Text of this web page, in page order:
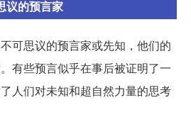
议的预言家
可思议的预言家或先知，他们的
有些预言似乎在事后被证明了一
人们对未知和超自然力量的思考